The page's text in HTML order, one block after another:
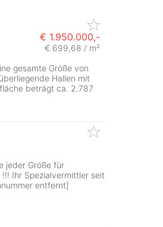
€ 1.950.000,-
€ 699,68 / m²
gesamte Größe von
Hallen mit
beträgt ca. 2.787
jeder Größe für
Ihr Spezialvermittler seit
entfernt]